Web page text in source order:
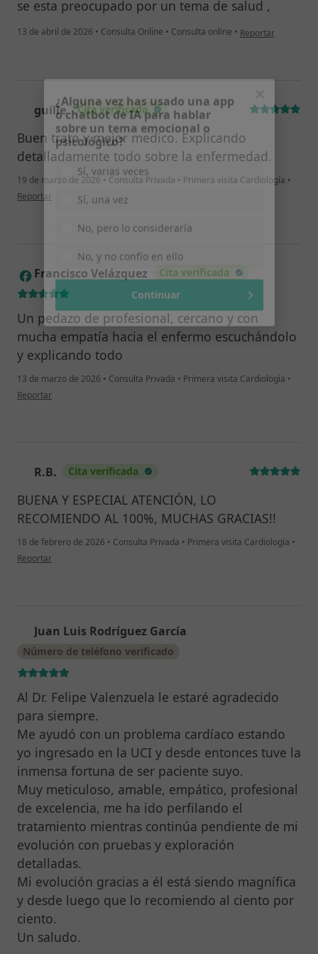
se esta preocupado por un tema de salud ,
13 de abril de 2026 • Consulta Online • Consulta online • en opinión del
Reportar
guille Cita verificada
Buen trato y mejor medico. Explicando
detalladamente todo sobre la enfermedad.
19 de marzo de 2026 • Consulta Privada • Primera visita Cardiología •
en opinión del usuario guille
Reportar
F Francisco Velázquez Cita verificada
Un pedazo de profesional, cercano y con
mucha empatía hacia el enfermo escuchándolo
y explicando todo
13 de marzo de 2026 • Consulta Privada • Primera visita Cardiología •
en opinión del usuario Francisco Velázquez
Reportar
R.B. Cita verificada
BUENA Y ESPECIAL ATENCIÓN, LO
RECOMIENDO AL 100%, MUCHAS GRACIAS!!
18 de febrero de 2026 • Consulta Privada • Primera visita Cardiología •
en opinión del usuario R.B.
Reportar
Juan Luis Rodríguez García
Número de teléfono verificado
Al Dr. Felipe Valenzuela le estaré agradecido
para siempre.
Me ayudó con un problema cardíaco estando
yo ingresado en la UCI y desde entonces tuve la
inmensa fortuna de ser paciente suyo.
Muy meticuloso, amable, empático, profesional
de excelencia, me ha ido perfilando el
tratamiento mientras continúa pendiente de mi
evolución con pruebas y exploración
detalladas.
Mi evolución gracias a él está siendo magnífica
y desde luego que lo recomiendo al ciento por
ciento.
Un saludo.
¿Alguna vez has usado una app
o chatbot de IA para hablar
sobre un tema emocional o
psicológico?
Sí, varias veces
Sí, una vez
No, pero lo consideraría
No, y no confío en ello